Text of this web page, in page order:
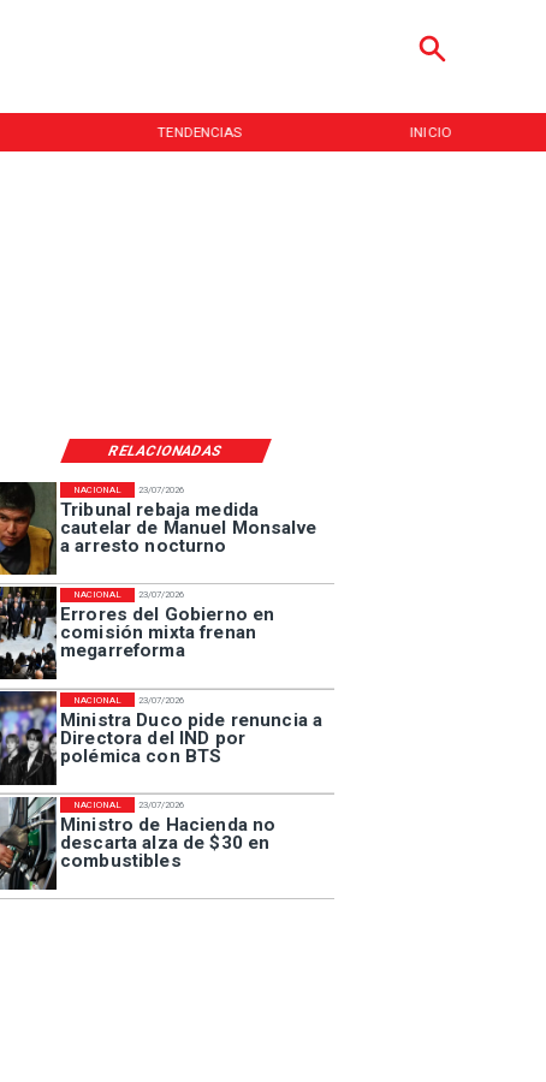
TENDENCIAS INICIO
RELACIONADAS
23/07/2026
Tribunal rebaja medida
cautelar de Manuel Monsalve
a arresto nocturno
NACIONAL
23/07/2026
Errores del Gobierno en
comisión mixta frenan
megarreforma
NACIONAL
23/07/2026
Ministra Duco pide renuncia a
Directora del IND por
polémica con BTS
NACIONAL
23/07/2026
Ministro de Hacienda no
descarta alza de $30 en
combustibles
NACIONAL